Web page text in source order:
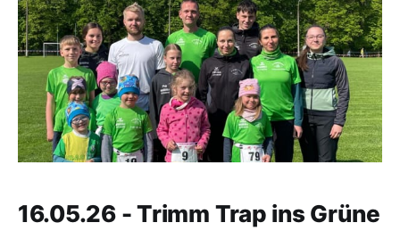
16.05.26 - Trimm Trap ins Grüne